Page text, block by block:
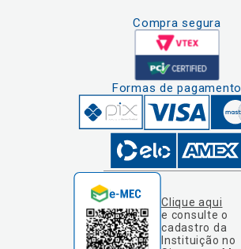
Compra segura
Formas de pagamento
Clique aqui
e consulte o
cadastro da
Instituição no